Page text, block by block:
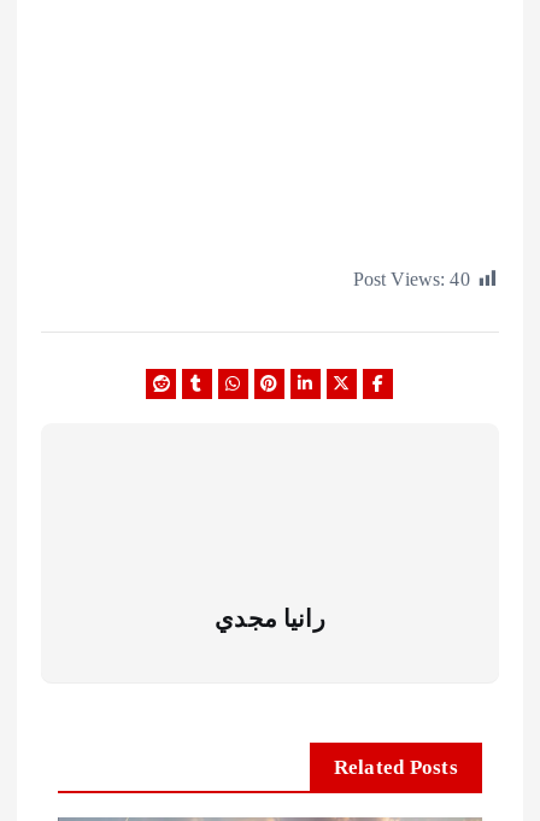
Post Views:
رانيا مجدي
Related Posts